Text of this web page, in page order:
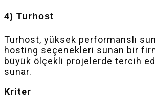
4) Turhost
Turhost, yüksek performanslı
hosting seçenekleri sunan bir
büyük ölçekli projelerde tercih
sunar.
Kriter